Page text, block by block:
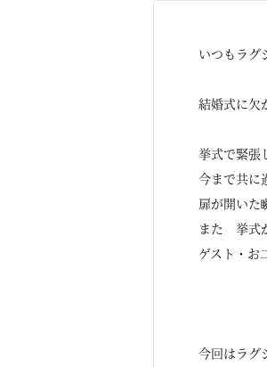
いつもラグ
結婚式に欠
挙式で緊張
今まで共に
扉が開いた
また 挙式
ゲスト・お
今回はラグ